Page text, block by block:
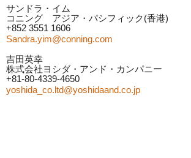
サンドラ・イム
コニング アジア・パシフィック(香港)
+852 3551 1606
Sandra.yim@conning.com
吉田英幸
株式会社ヨシダ・アンド・カンパニー
+81-80-4339-4650
yoshida_co.ltd@yoshidaand.co.jp